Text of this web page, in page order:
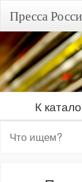
Пресса
К